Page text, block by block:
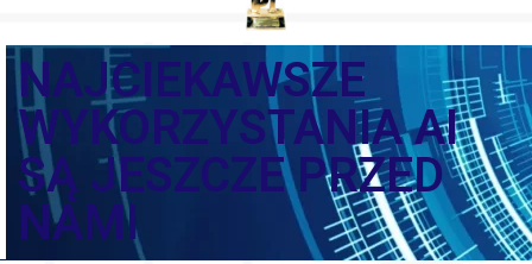
NAJCIEKAWSZE
WYKORZYSTANIA AI
SĄ JESZCZE PRZED
NAMI